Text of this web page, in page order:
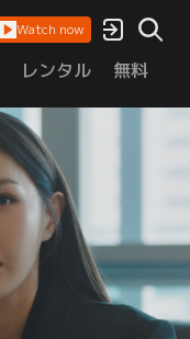
Watch now
レンタル 無料